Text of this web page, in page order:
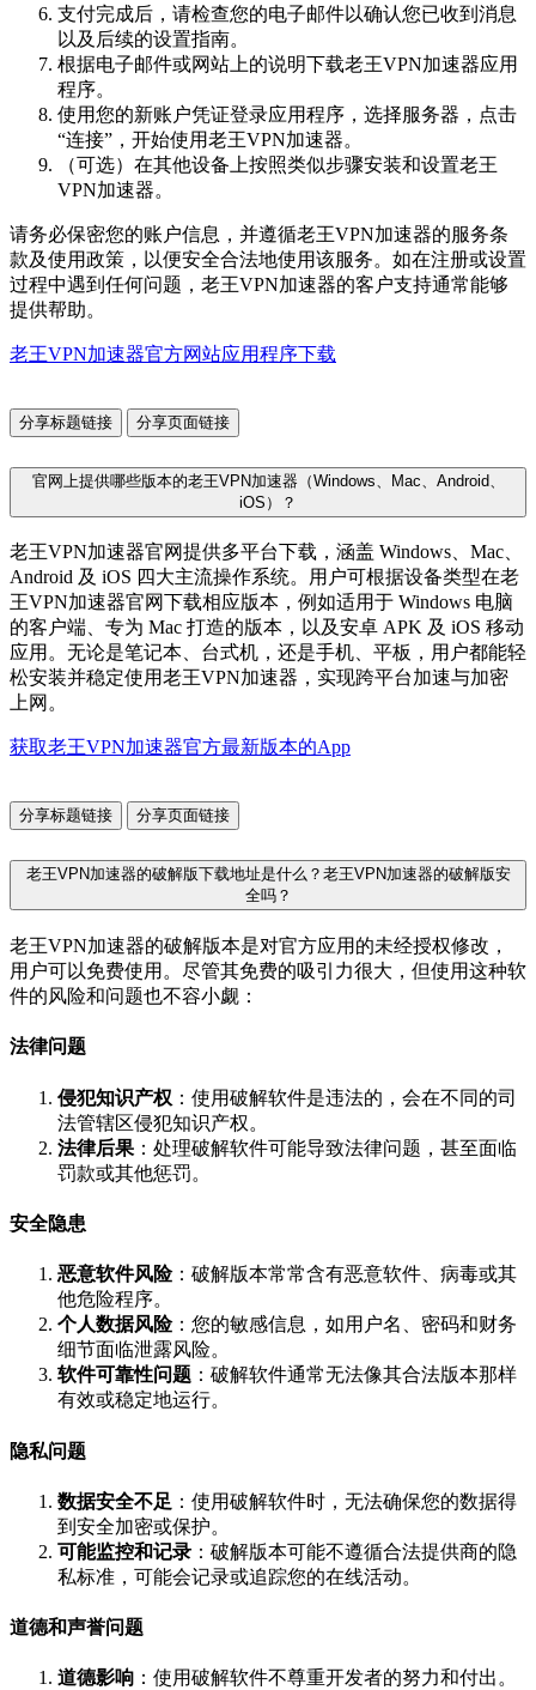
支付完成后，请检查您的电子邮件以确认您已收到消息
以及后续的设置指南。
根据电子邮件或网站上的说明下载老王VPN加速器应用
程序。
使用您的新账户凭证登录应用程序，选择服务器，点击
“连接”，开始使用老王VPN加速器。
（可选）在其他设备上按照类似步骤安装和设置老王
VPN加速器。
请务必保密您的账户信息，并遵循老王VPN加速器的服务条
款及使用政策，以便安全合法地使用该服务。如在注册或设置
过程中遇到任何问题，老王VPN加速器的客户支持通常能够
提供帮助。
老王VPN加速器官方网站应用程序下载
分享标题链接 分享页面链接
官网上提供哪些版本的老王VPN加速器（Windows、Mac、Android、
iOS）？
老王VPN加速器官网提供多平台下载，涵盖 Windows、Mac、
Android 及 iOS 四大主流操作系统。用户可根据设备类型在老
王VPN加速器官网下载相应版本，例如适用于 Windows 电脑
的客户端、专为 Mac 打造的版本，以及安卓 APK 及 iOS 移动
应用。无论是笔记本、台式机，还是手机、平板，用户都能轻
松安装并稳定使用老王VPN加速器，实现跨平台加速与加密
上网。
获取老王VPN加速器官方最新版本的App
分享标题链接 分享页面链接
老王VPN加速器的破解版下载地址是什么？老王VPN加速器的破解版安
全吗？
老王VPN加速器的破解版本是对官方应用的未经授权修改，
用户可以免费使用。尽管其免费的吸引力很大，但使用这种软
件的风险和问题也不容小觑：
法律问题
侵犯知识产权 ：使用破解软件是违法的，会在不同的司
法管辖区侵犯知识产权。
法律后果 ：处理破解软件可能导致法律问题，甚至面临
罚款或其他惩罚。
安全隐患
恶意软件风险：破解版本常常含有恶意软件、病毒或其
他危险程序。
个人数据风险：您的敏感信息，如用户名、密码和财务
细节面临泄露风险。
软件可靠性问题 ：破解软件通常无法像其合法版本那样
有效或稳定地运行。
隐私问题
数据安全不足 ：使用破解软件时，无法确保您的数据得
到安全加密或保护。
可能监控和记录 ：破解版本可能不遵循合法提供商的隐
私标准，可能会记录或追踪您的在线活动。
道德和声誉问题
道德影响 ：使用破解软件不尊重开发者的努力和付出。